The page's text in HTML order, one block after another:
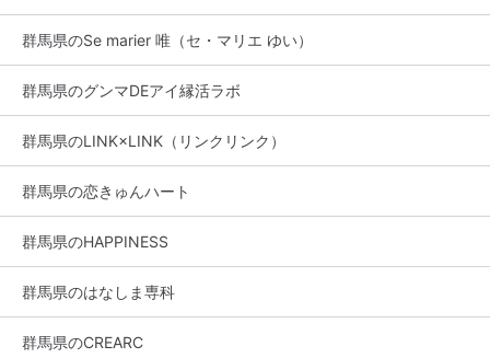
群馬県のSe marier 唯（セ・マリエ ゆい）
群馬県のグンマDEアイ縁活ラボ
群馬県のLINK×LINK（リンクリンク）
群馬県の恋きゅんハート
群馬県のHAPPINESS
群馬県のはなしま専科
群馬県のCREARC